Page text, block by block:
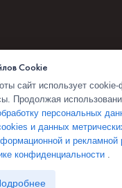
Cookie
сайт использует
Продолжая
персональных
и данных
и рекламной
конфиденциальности .